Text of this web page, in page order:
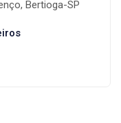
Bertioga-SP